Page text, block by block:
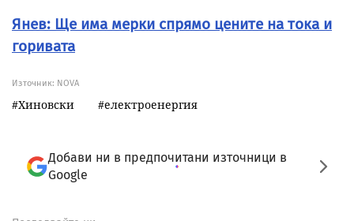
Янев: Ще има мерки спрямо цените на тока и
горивата
Източник: NOVA
Хиновски електроенергия
Добави ни в предпочитани източници в
Google